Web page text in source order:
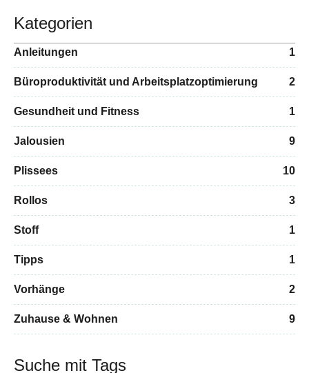
Kategorien
Anleitungen 1
Büroproduktivität und Arbeitsplatzoptimierung 2
Gesundheit und Fitness 1
Jalousien 9
Plissees 10
Rollos 3
Stoff 1
Tipps 1
Vorhänge 2
Zuhause & Wohnen 9
Suche mit Tags